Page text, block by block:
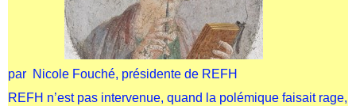
par Nicole Fouché, présidente de REFH
REFH n’est pas intervenue, quand la polémique faisait rage,